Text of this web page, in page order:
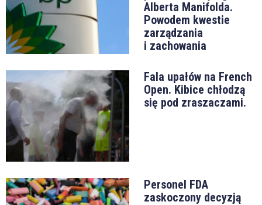
Alberta Manifolda.
Powodem kwestie
zarządzania
i zachowania
Fala upałów na French
Open. Kibice chłodzą
się pod zraszaczami.
Personel FDA
zaskoczony decyzją